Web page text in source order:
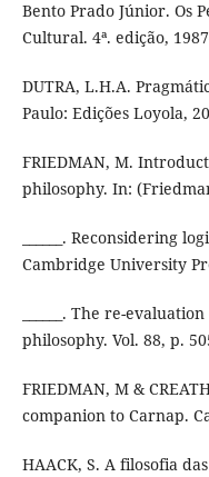
Bento Prado Júnior. Os
Cultural. 4ª. edição,
DUTRA, L.H.A.
Paulo: Edições Loyola,
FRIEDMAN, M.
philosophy. In:
______. Reconsidering
Cambridge University
______. The re-
philosophy. Vol. 88, p.
FRIEDMAN, M &
companion to Carnap.
HAACK, S. A filosofia